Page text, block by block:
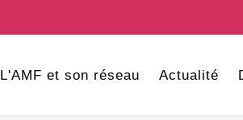
L'AMF et son réseau Actualité